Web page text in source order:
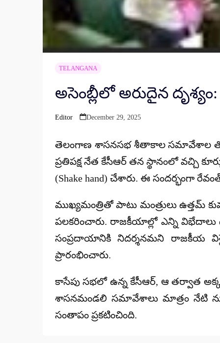
TELANGANA
అసెంబ్లీలో అరుదైన
Posted
Editor December 29, 2025
తెలంగాణ శాసనసభ శీతాకాల సమావేశాల
ప్రతిపక్ష నేతకేసీఆర్ తన స్థానంలో వచ్చి
(Shake hand) చేశారు. ఈ సందర్భంగా
ముఖ్యమంత్రితో పాటు మంత్రులు ఉత్తమ్
పలకరించారు. రాజకీయాల్లో ఎన్ని విభేదాలు
సంప్రదాయానికి నిదర్శనమని రాజకీయ
ప్రారంభించారు.
కాసేపు సభలో ఉన్న కేసీఆర్, ఆ తర్వాత
శాసనమండలి సమావేశాలు మాత్రం నేటి
సంతాపం ప్రకటించింది.